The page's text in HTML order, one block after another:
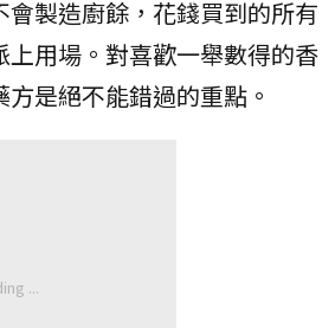
製造廚餘，花錢買到的所有
上用場。對喜歡一舉數得的香
是絕不能錯過的重點。